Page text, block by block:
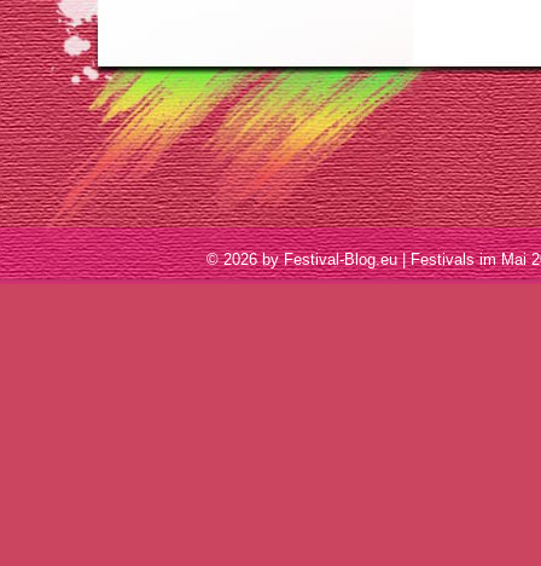
© 2026 by Festival-Blog.eu | Festivals im Mai